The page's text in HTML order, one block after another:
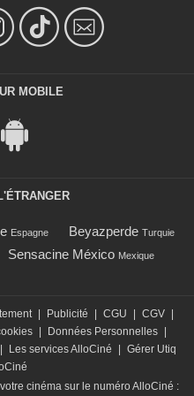
MOBILE
Espagne Beyazperde Turquie
Sensacine México Mexique
| Publicité | CGU | CGV |
| Données Personnelles |
| Les services AlloCiné | Gérer Utiq
cinéma sur le numéro AlloCiné :